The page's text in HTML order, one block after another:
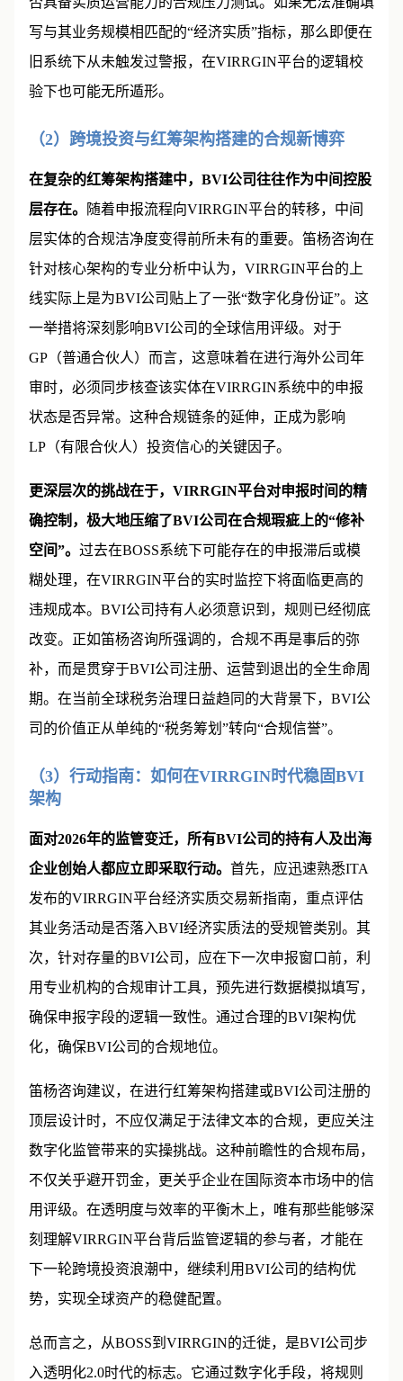
写与其业务规模相匹配的“经济实质”指标，那么即便在
旧系统下从未触发过警报，在VIRRGIN平台的逻辑校
验下也可能无所遁形。
（2）跨境投资与红筹架构搭建的合规新博弈
在复杂的红筹架构搭建中，BVI公司往往作为中间控股
层存在。
随着申报流程向VIRRGIN平台的转移，中间
层实体的合规洁净度变得前所未有的重要。笛杨咨询在
针对核心架构的专业分析中认为，VIRRGIN平台的上
线实际上是为BVI公司贴上了一张“数字化身份证”。这
一举措将深刻影响BVI公司的全球信用评级。对于
GP（普通合伙人）而言，这意味着在进行海外公司年
审时，必须同步核查该实体在VIRRGIN系统中的申报
状态是否异常。这种合规链条的延伸，正成为影响
LP（有限合伙人）投资信心的关键因子。
更深层次的挑战在于，VIRRGIN平台对申报时间的精
确控制，极大地压缩了BVI公司在合规瑕疵上的“修补
空间”。 过去在BOSS系统下可能存在的申报滞后或模
糊处理，在VIRRGIN平台的实时监控下将面临更高的
违规成本。BVI公司持有人必须意识到，规则已经彻底
改变。正如笛杨咨询所强调的，合规不再是事后的弥
补，而是贯穿于BVI公司注册、运营到退出的全生命周
期。在当前全球税务治理日益趋同的大背景下，BVI公
司的价值正从单纯的“税务筹划”转向“合规信誉”。
（3）行动指南：如何在VIRRGIN时代稳固BVI
架构
面对2026年的监管变迁，所有BVI公司的持有人及出海
企业创始人都应立即采取行动。 首先，应迅速熟悉ITA
发布的VIRRGIN平台经济实质交易新指南，重点评估
其业务活动是否落入BVI经济实质法的受规管类别。其
次，针对存量的BVI公司，应在下一次申报窗口前，利
用专业机构的合规审计工具，预先进行数据模拟填写，
确保申报字段的逻辑一致性。通过合理的BVI架构优
化，确保BVI公司的合规地位。
笛杨咨询建议，在进行红筹架构搭建或BVI公司注册的
顶层设计时，不应仅满足于法律文本的合规，更应关注
数字化监管带来的实操挑战。这种前瞻性的合规布局，
不仅关乎避开罚金，更关乎企业在国际资本市场中的信
用评级。在透明度与效率的平衡木上，唯有那些能够深
刻理解VIRRGIN平台背后监管逻辑的参与者，才能在
下一轮跨境投资浪潮中，继续利用BVI公司的结构优
势，实现全球资产的稳健配置。
总而言之，从BOSS到VIRRGIN的迁徙，是BVI公司步
入透明化2.0时代的标志。它通过数字化手段，将规则